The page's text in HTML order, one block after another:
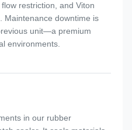
restriction, and Viton
Maintenance downtime is
unit—a premium
environments.
in our rubber